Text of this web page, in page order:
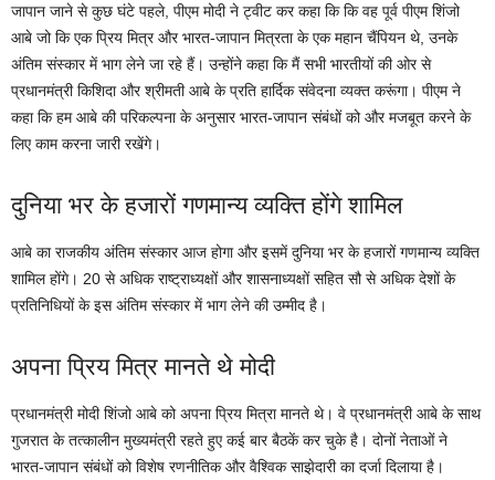
जापान जाने से कुछ घंटे पहले, पीएम मोदी ने ट्वीट कर कहा कि कि वह पूर्व पीएम शिंजो
आबे जो कि एक प्रिय मित्र और भारत-जापान मित्रता के एक महान चैंपियन थे, उनके
अंतिम संस्कार में भाग लेने जा रहे हैं। उन्होंने कहा कि मैं सभी भारतीयों की ओर से
प्रधानमंत्री किशिदा और श्रीमती आबे के प्रति हार्दिक संवेदना व्यक्त करूंगा। पीएम ने
कहा कि हम आबे की परिकल्पना के अनुसार भारत-जापान संबंधों को और मजबूत करने के
लिए काम करना जारी रखेंगे।
दुनिया भर के हजारों गणमान्य व्यक्ति होंगे शामिल
आबे का राजकीय अंतिम संस्कार आज होगा और इसमें दुनिया भर के हजारों गणमान्य व्यक्ति
शामिल होंगे। 20 से अधिक राष्ट्राध्यक्षों और शासनाध्यक्षों सहित सौ से अधिक देशों के
प्रतिनिधियों के इस अंतिम संस्कार में भाग लेने की उम्मीद है।
अपना प्रिय मित्र मानते थे मोदी
प्रधानमंत्री मोदी शिंजो आबे को अपना प्रिय मित्रा मानते थे। वे प्रधानमंत्री आबे के साथ
गुजरात के तत्कालीन मुख्यमंत्री रहते हुए कई बार बैठकें कर चुके है। दोनों नेताओं ने
भारत-जापान संबंधों को विशेष रणनीतिक और वैश्विक साझेदारी का दर्जा दिलाया है।